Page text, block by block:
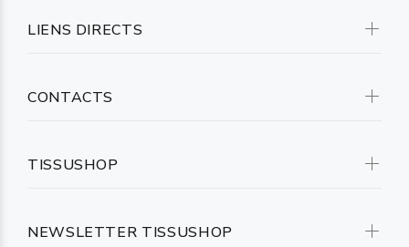
NEWSLETTER TISSUSHOP
LIENS DIRECTS
CONTACTS
TISSUSHOP